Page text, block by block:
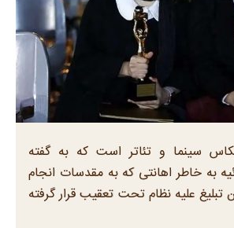
سینما و تئاتر است که به گفته
به خاطر اهانتی که به مقدسات انجام
تبلیغ علیه نظام تحت تعقیب قرار گرفته